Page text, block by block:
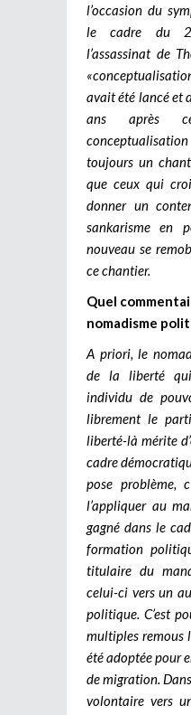
l’occasion du
le cadre du
l’assassinat de
avait été lancé et
ans après
toujours un
que ceux qui
donner un
sankarisme en
nouveau se
ce chantier.
Quel
nomadisme
A priori, le
de la liberté
individu de
librement le
liberté-là mérite
cadre
pose problème,
l’appliquer au
gagné dans le
formation
titulaire du
celui-ci vers un
politique. C’est
multiples remous
été adoptée pour
de migration.
volontaire vers